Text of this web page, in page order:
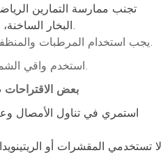
تجنب ممارسة التمارين
البخار الساخنة، والتعرض المباشر لأشعة الشمس.
يجب استخدام المرطبات والمنظفات اللطيفة الموصوفة طبيًا فقط.
استخدم واقي الشمس العام بعامل حماية 50+ يومياً.
بعض الاقتراحات
استمري في تناول الأمصال
لا تستخدمي المقشرات أو